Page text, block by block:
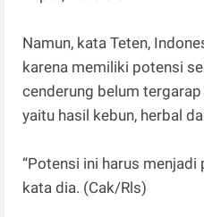
Namun, kata Teten,
karena memiliki potensi
cenderung belum
yaitu hasil kebun, herbal
“Potensi ini harus menjadi
kata dia. (Cak/Rls)